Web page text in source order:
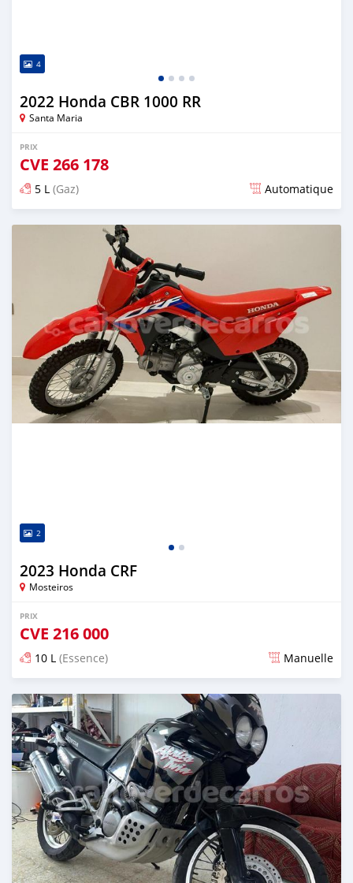
4
2022 Honda CBR 1000 RR
Santa Maria
PRIX
CVE 266 178
5 L (Gaz) Automatique
Publié il y a plus d'un an
2
2023 Honda CRF
Mosteiros
PRIX
CVE 216 000
10 L (Essence) Manuelle
Publié il y a plus d'un an